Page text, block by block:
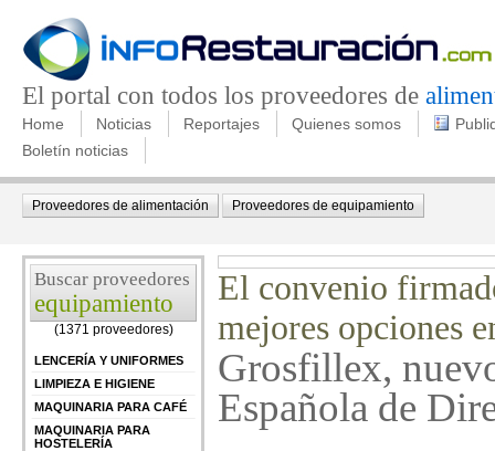
El portal con todos los proveedores de
Home Noticias Reportajes Quienes somos
Boletín noticias
Proveedores de alimentación Proveedores de equipamiento
Buscar proveedores
equipamiento
(1371 proveedores)
LENCERÍA Y UNIFORMES
LIMPIEZA E HIGIENE
MAQUINARIA PARA CAFÉ
MAQUINARIA PARA
HOSTELERÍA
El convenio
mejores opciones
Grosfillex,
Española de